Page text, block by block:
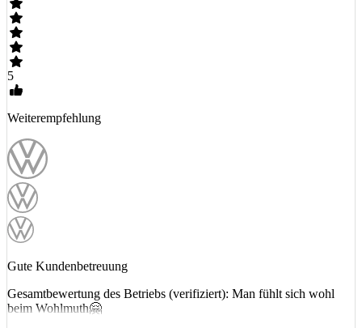
5
Weiterempfehlung
Gute Kundenbetreuung
Gesamtbewertung des Betriebs (verifiziert): Man fühlt sich wohl
beim Wohlmuth🤗